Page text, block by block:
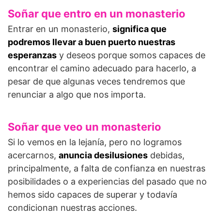
Soñar que entro en un monasterio
Entrar en un monasterio, significa que
podremos llevar a buen puerto nuestras
esperanzas y deseos porque somos capaces de
encontrar el camino adecuado para hacerlo, a
pesar de que algunas veces tendremos que
renunciar a algo que nos importa.
Soñar que veo un monasterio
Si lo vemos en la lejanía, pero no logramos
acercarnos, anuncia desilusiones debidas,
principalmente, a falta de confianza en nuestras
posibilidades o a experiencias del pasado que no
hemos sido capaces de superar y todavía
condicionan nuestras acciones.